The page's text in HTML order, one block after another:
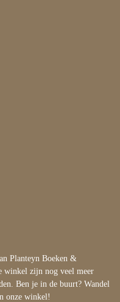
Planteyn Boeken &
winkel zijn nog veel meer
Ben je in de buurt? Wandel
onze winkel!